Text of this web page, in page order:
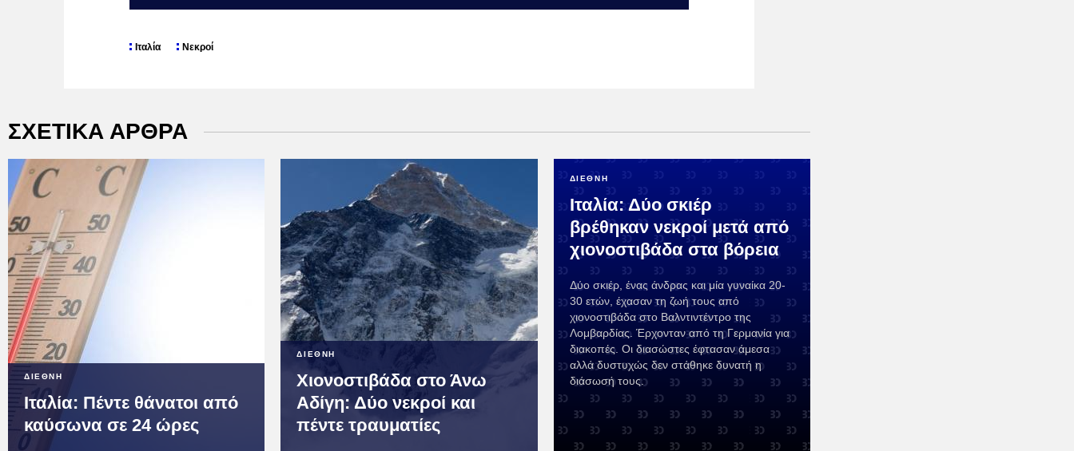
Ιταλία Νεκροί
ΣΧΕΤΙΚΑ ΑΡΘΡΑ
ΔΙΕΘΝΗ
Ιταλία: Πέντε θάνατοι από
καύσωνα σε 24 ώρες
ΔΙΕΘΝΗ
Χιονοστιβάδα στο Άνω
Αδίγη: Δύο νεκροί και
πέντε τραυματίες
ΔΙΕΘΝΗ
Ιταλία: Δύο σκιέρ
βρέθηκαν νεκροί μετά από
χιονοστιβάδα στα βόρεια
Δύο σκιέρ, ένας άνδρας και μία γυναίκα 20-
30 ετών, έχασαν τη ζωή τους από
χιονοστιβάδα στο Βαλντιντέντρο της
Λομβαρδίας. Έρχονταν από τη Γερμανία για
διακοπές. Οι διασώστες έφτασαν άμεσα
αλλά δυστυχώς δεν στάθηκε δυνατή η
διάσωσή τους.